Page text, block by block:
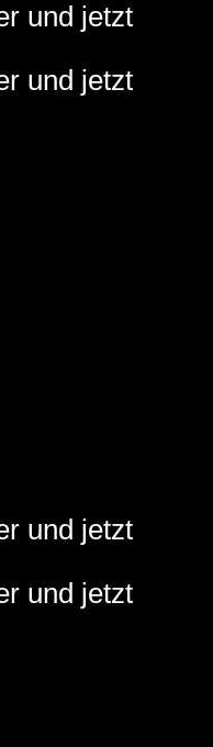
und jetzt
und jetzt
und jetzt
und jetzt